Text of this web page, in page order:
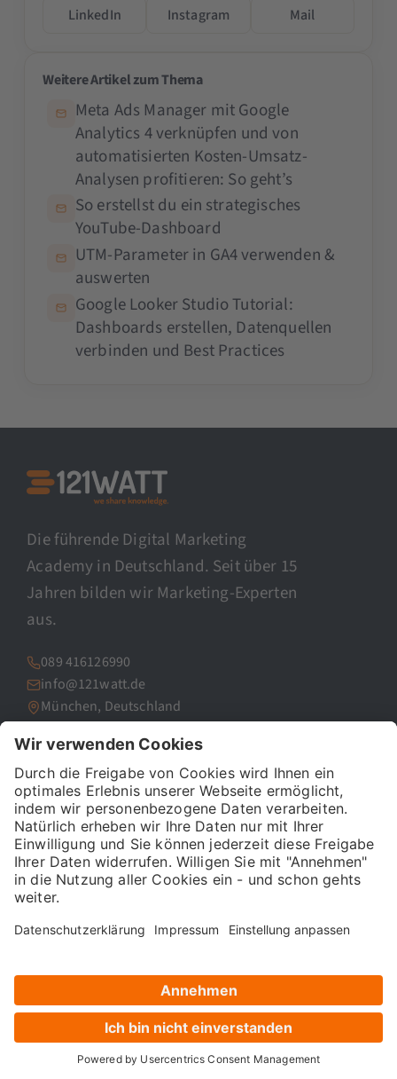
LinkedIn
Instagram Mail
Weitere Artikel zum Thema
Meta Ads Manager mit Google
Analytics 4 verknüpfen und von
automatisierten Kosten-Umsatz-
Analysen profitieren: So geht’s
So erstellst du ein strategisches
YouTube-Dashboard
UTM-Parameter in GA4 verwenden &
auswerten
Google Looker Studio Tutorial:
Dashboards erstellen, Datenquellen
verbinden und Best Practices
Die führende Digital Marketing
Academy in Deutschland. Seit über 15
Jahren bilden wir Marketing-Experten
aus.
089 416126990
info@121watt.de
München, Deutschland
Aktuelle Blogbeiträge
GEO-Manager-Kompetenzen 2026 – Analyse von 45
Stellenanzeigen (2026)
Meta Ads Manager mit Google Analytics 4
verknüpfen und von automatisierten Kosten-
Umsatz-Analysen profitieren: So geht’s
KI-Tools: Die besten Anwendungen für dein
Populäre Blogbeiträge
Was ist SEO?
Google Analytics 4
UTM-Parameter Google Analytics & GA4